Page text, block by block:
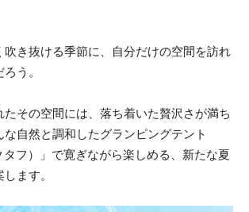
吹き抜ける季節に、自分だけの空間を訪れ
う。
たその空間には、落ち着いた贅沢さが満ち
自然と調和したグランピングテント
タフ）」で寛ぎながら楽しめる、新たな夏
ます。